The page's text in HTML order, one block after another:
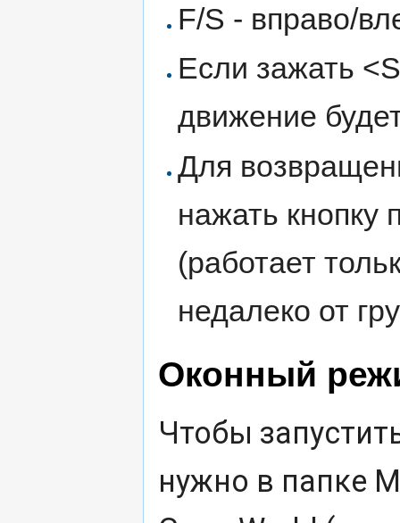
F/S - вправо/
Если зажать
движение
Для
нажать
(работает
недалеко от
Оконный
Чтобы
нужно в папке